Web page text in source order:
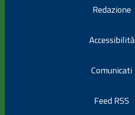
Redazione
Accessibilità
Comunicati
Feed RSS